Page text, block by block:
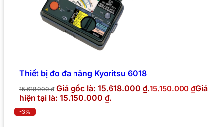
Thiết bị đo đa năng Kyoritsu 6018
15.618.000₫ Giá gốc là: 15.618.000 ₫.15.150.000 ₫Giá
hiện tại là: 15.150.000 ₫.
-3%